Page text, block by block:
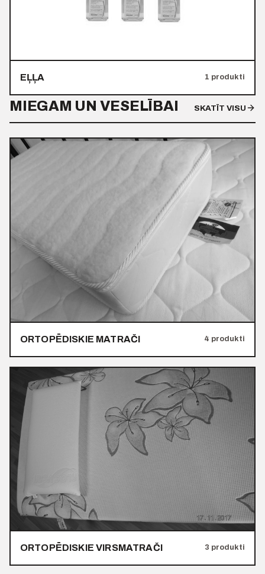
EĻĻA 1 produkti
MIEGAM UN VESELĪBAI SKATĪT VISU
ORTOPĒDISKIE MATRAČI 4 produkti
ORTOPĒDISKIE VIRSMATRAČI 3 produkti